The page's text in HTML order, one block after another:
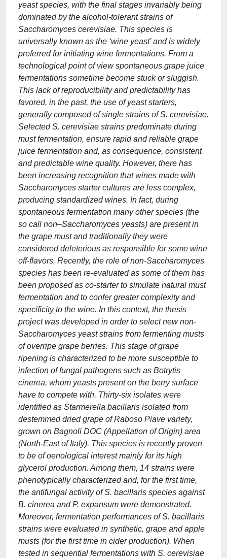
yeast species, with the final stages invariably being
dominated by the alcohol-tolerant strains of
Saccharomyces cerevisiae. This species is
universally known as the ‘wine yeast’ and is widely
preferred for initiating wine fermentations. From a
technological point of view spontaneous grape juice
fermentations sometime become stuck or sluggish.
This lack of reproducibility and predictability has
favored, in the past, the use of yeast starters,
generally composed of single strains of S. cerevisiae.
Selected S. cerevisiae strains predominate during
must fermentation, ensure rapid and reliable grape
juice fermentation and, as consequence, consistent
and predictable wine quality. However, there has
been increasing recognition that wines made with
Saccharomyces starter cultures are less complex,
producing standardized wines. In fact, during
spontaneous fermentation many other species (the
so call non–Saccharomyces yeasts) are present in
the grape must and traditionally they were
considered deleterious as responsible for some wine
off-flavors. Recently, the role of non-Saccharomyces
species has been re-evaluated as some of them has
been proposed as co-starter to simulate natural must
fermentation and to confer greater complexity and
specificity to the wine. In this context, the thesis
project was developed in order to select new non-
Saccharomyces yeast strains from fermenting musts
of overripe grape berries. This stage of grape
ripening is characterized to be more susceptible to
infection of fungal pathogens such as Botrytis
cinerea, whom yeasts present on the berry surface
have to compete with. Thirty-six isolates were
identified as Starmerella bacillaris isolated from
destemmed dried grape of Raboso Piave variety,
grown on Bagnoli DOC (Appellation of Origin) area
(North-East of Italy). This species is recently proven
to be of oenological interest mainly for its high
glycerol production. Among them, 14 strains were
phenotypically characterized and, for the first time,
the antifungal activity of S. bacillaris species against
B. cinerea and P. expansum were demonstrated.
Moreover, fermentation performances of S. bacillaris
strains were evaluated in synthetic, grape and apple
musts (for the first time in cider production). When
tested in sequential fermentations with S. cerevisiae